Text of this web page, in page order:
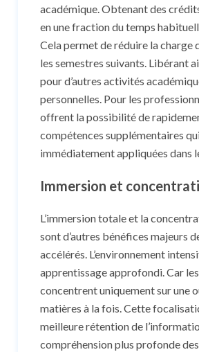
académique. Obtenant des
en une fraction du temps
Cela permet de réduire la charge
les semestres suivants. Libérant
pour d’autres activités
personnelles. Pour les
offrent la possibilité de
compétences supplémentaires
immédiatement appliquées dans
Immersion et
L’immersion totale et la
sont d’autres bénéfices majeurs
accélérés. L’environnement
apprentissage approfondi. Car
concentrent uniquement sur une
matières à la fois. Cette
meilleure rétention de
compréhension plus profonde